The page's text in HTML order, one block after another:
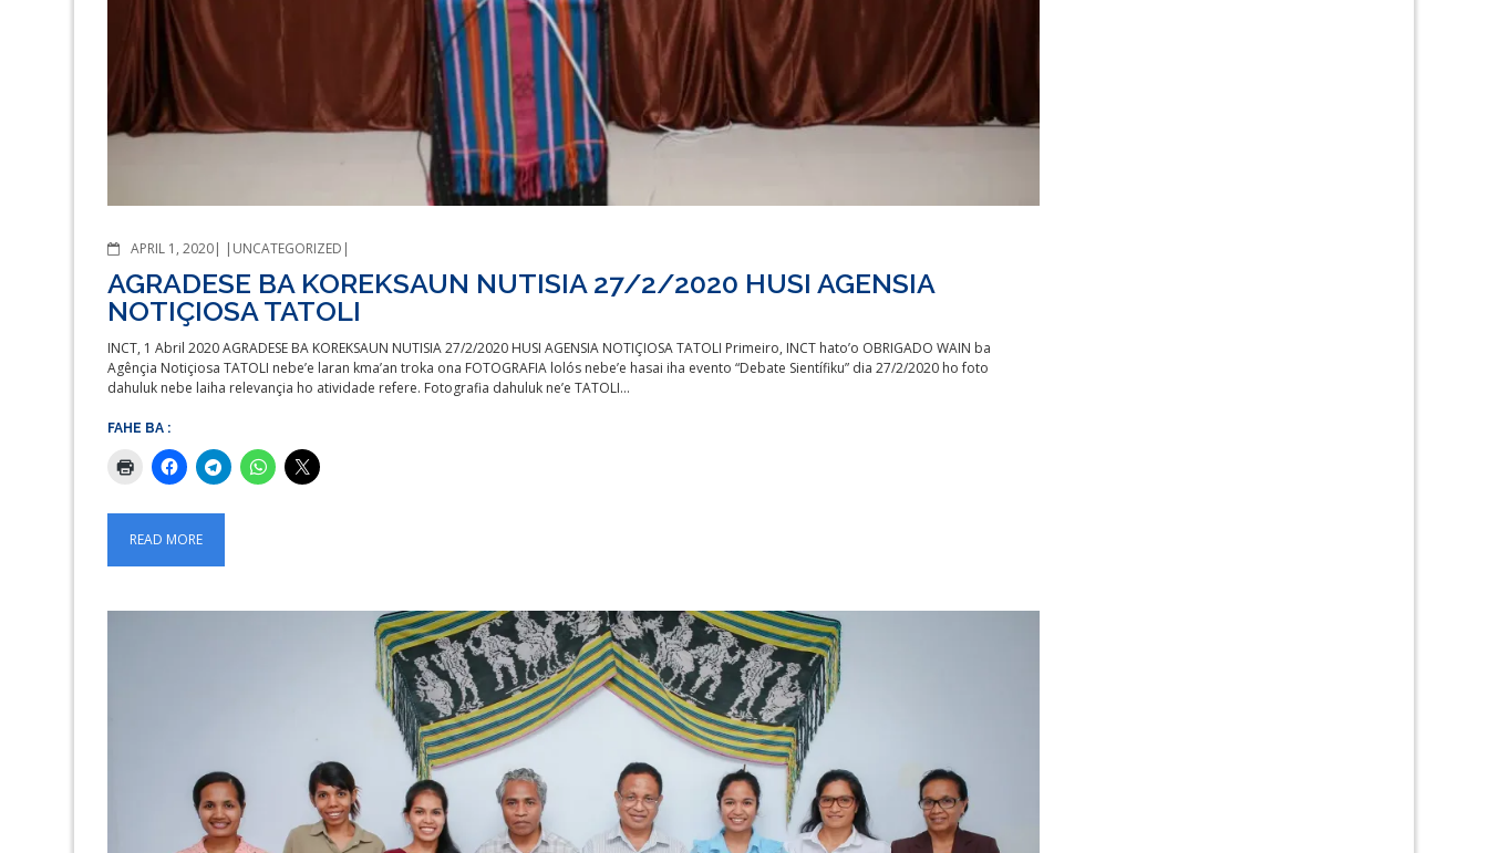
APRIL 1, 2020 COMMENTS
UNCATEGORIZED
AGRADESE BA KOREKSAUN NUTISIA 27/2/2020 HUSI AGENSIA
NOTIÇIOSA TATOLI
INCT, 1 Abril 2020 AGRADESE BA KOREKSAUN NUTISIA 27/2/2020 HUSI AGENSIA NOTIÇIOSA TATOLI Primeiro, INCT hato’o OBRIGADO WAIN ba
Agênçia Notiçiosa TATOLI nebe’e laran kma’an troka ona FOTOGRAFIA lolós nebe’e hasai iha evento “Debate Sientífiku” dia 27/2/2020 ho foto
dahuluk nebe laiha relevançia ho atividade refere. Fotografia dahuluk ne’e TATOLI…
FAHE BA :
READ MORE